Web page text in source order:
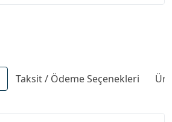
Taksit / Ödeme Seçenekleri